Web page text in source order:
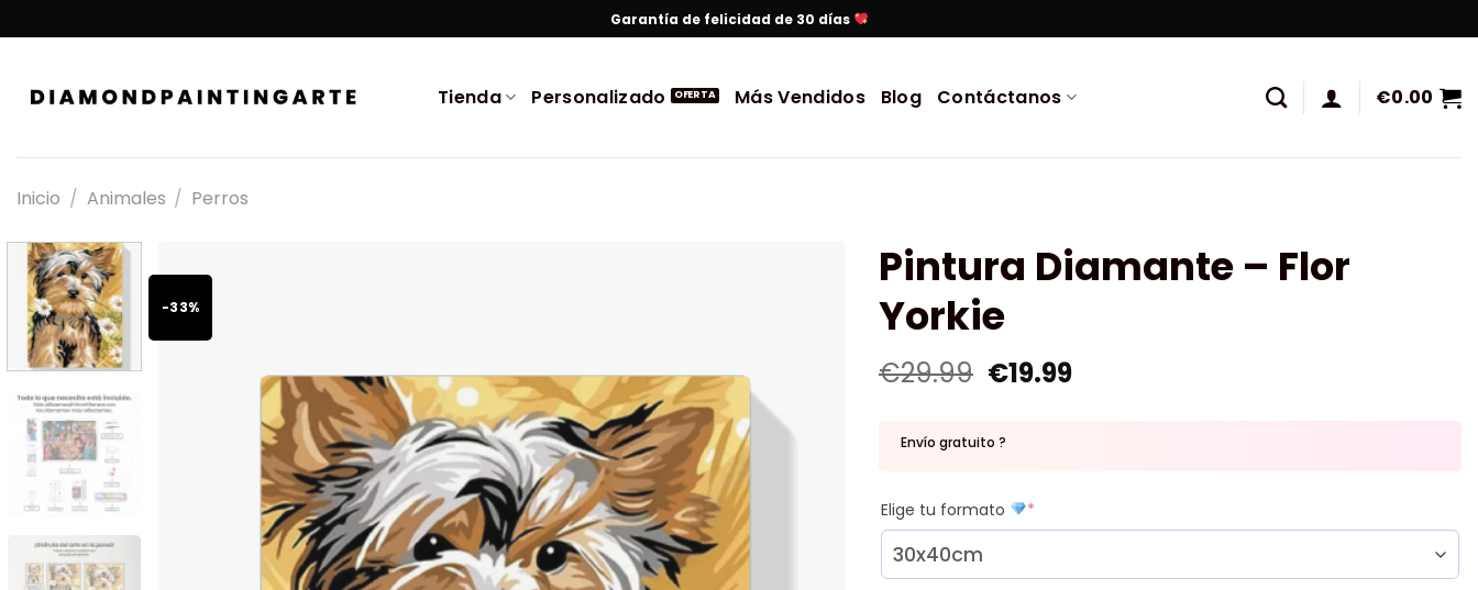
Garantía de felicidad de 30 días
Tienda Personalizado Más Vendidos Blog Contáctanos €0.00
Inicio / Animales / Perros
-33%
Pintura Diamante – Flor
Yorkie
€29.99 €19.99
Envío gratuito ?
Elige tu formato *